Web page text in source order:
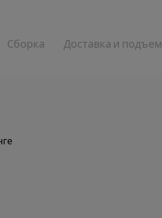
Сборка Доставка и подъем